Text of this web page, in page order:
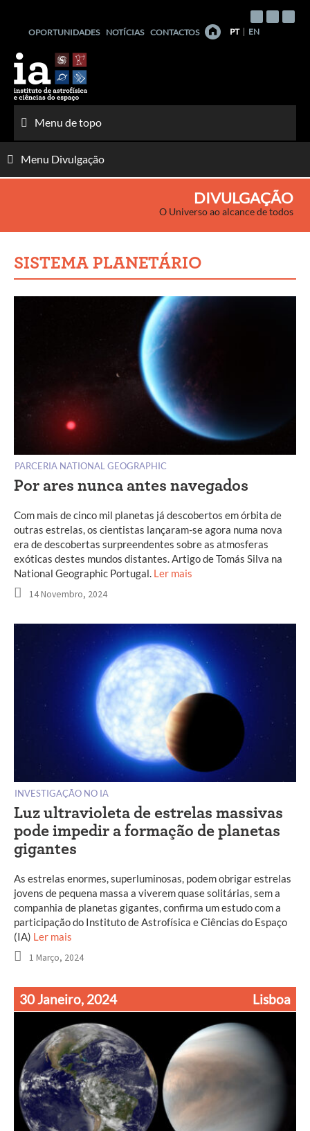
conteúdo
OPORTUNIDADES NOTÍCIAS CONTACTOS PT EN
Menu de topo
Menu Divulgação
DIVULGAÇÃO
O Universo ao alcance de todos
SISTEMA PLANETÁRIO
PARCERIA NATIONAL GEOGRAPHIC
Por ares nunca antes navegados
Com mais de cinco mil planetas já descobertos em órbita de
outras estrelas, os cientistas lançaram-se agora numa nova
era de descobertas surpreendentes sobre as atmosferas
exóticas destes mundos distantes. Artigo de Tomás Silva na
National Geographic Portugal. Ler mais
14 Novembro, 2024
INVESTIGAÇÃO NO IA
Luz ultravioleta de estrelas massivas
pode impedir a formação de planetas
gigantes
As estrelas enormes, superluminosas, podem obrigar estrelas
jovens de pequena massa a viverem quase solitárias, sem a
companhia de planetas gigantes, confirma um estudo com a
participação do Instituto de Astrofísica e Ciências do Espaço
(IA) Ler mais
1 Março, 2024
30 Janeiro, 2024 Lisboa